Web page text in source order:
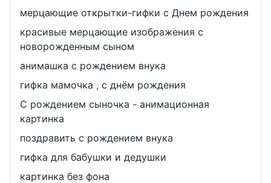
мерцающие открытки-гифки с Днем рождения
красивые мерцающие изображения с
новорожденным сыном
анимашка с рождением внука
гифка мамочка , с днём рождения
С рождением сыночка - анимационная
картинка
поздравить с рождением внука
гифка для бабушки и дедушки
картинка без фона